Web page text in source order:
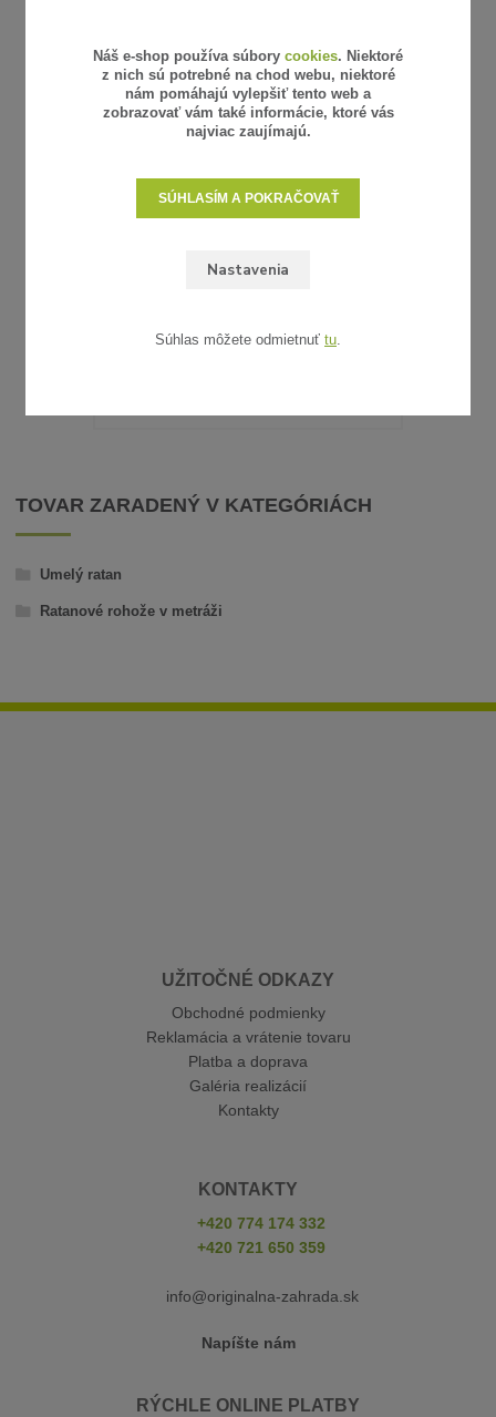
UMELÝ RATAN - VZORKA
bez DPH SKLADOM
TOVAR ZARADENÝ V KATEGÓRIÁCH
Umelý ratan
Ratanové rohože v metráži
UŽITOČNÉ ODKAZY
Obchodné podmienky
Reklamácia a vrátenie tovaru
Platba a doprava
Galéria realizácií
Kontakty
KONTAKTY
+420 774 174 332
+420 721 650 359
info@originalna-zahrada.sk
Napíšte nám
RÝCHLE ONLINE PLATBY
Náš e-shop používa súbory cookies. Niektoré
z nich sú potrebné na chod webu, niektoré
nám pomáhajú vylepšiť tento web a
zobrazovať vám také informácie, ktoré vás
najviac zaujímajú.
Nastavenia
SÚHLASÍM A POKRAČOVAŤ
Súhlas môžete odmietnuť tu.